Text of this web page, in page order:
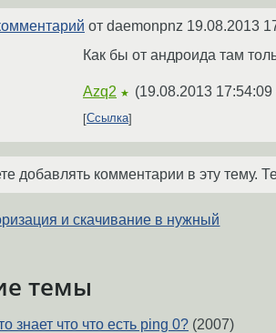
от daemonpnz 19.08.2013
Как бы от андроида там
Azq2 ★ (19.08.2013 17:54:09
Ссылка
добавлять комментарии в эту тему.
и скачивание в нужный
темы
знает что что есть ping 0? (2007)